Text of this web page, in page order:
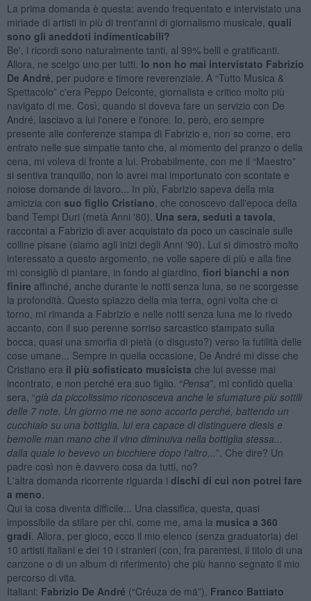
La prima domanda è questa: avendo frequentato e intervistato una
miriade di artisti in più di trent'anni di giornalismo musicale, quali
sono gli aneddoti indimenticabili?
Be', i ricordi sono naturalmente tanti, al 99% belli e gratificanti.
Allora, ne scelgo uno per tutti. Io non ho mai intervistato Fabrizio
De André , per pudore e timore reverenziale. A “Tutto Musica &
Spettacolo” c'era Peppo Delconte, giornalista e critico molto più
navigato di me. Così, quando si doveva fare un servizio con De
André, lasciavo a lui l'onere e l'onore. Io, però, ero sempre
presente alle conferenze stampa di Fabrizio e, non so come, ero
entrato nelle sue simpatie tanto che, al momento del pranzo o della
cena, mi voleva di fronte a lui. Probabilmente, con me il “Maestro”
si sentiva tranquillo, non lo avrei mai importunato con scontate e
noiose domande di lavoro... In più, Fabrizio sapeva della mia
amicizia con suo figlio Cristiano , che conoscevo dall'epoca della
band Tempi Duri (metà Anni '80). Una sera, seduti a tavola
raccontai a Fabrizio di aver acquistato da poco un cascinale sulle
colline pisane (siamo agli inizi degli Anni '90). Lui si dimostrò molto
interessato a questo argomento, ne volle sapere di più e alla fine
mi consigliò di piantare, in fondo al giardino, fiori bianchi a non
finire affinché, anche durante le notti senza luna, se ne scorgesse
la profondità. Questo spiazzo della mia terra, ogni volta che ci
torno, mi rimanda a Fabrizio e nelle notti senza luna me lo rivedo
accanto, con il suo perenne sorriso sarcastico stampato sulla
bocca, quasi una smorfia di pietà (o disgusto?) verso la futilità delle
cose umane... Sempre in quella occasione, De André mi disse che
Cristiano era il più sofisticato musicista che lui avesse mai
incontrato, e non perché era suo figlio. “Pensa”, mi confidò quella
sera, “già da piccolissimo riconosceva anche le sfumature più sottili
delle 7 note. Un giorno me ne sono accorto perché, battendo un
cucchiaio su una bottiglia, lui era capace di distinguere diesis e
bemolle man mano che il vino diminuiva nella bottiglia stessa
dalla quale io bevevo un bicchiere dopo l'altro... ”. Che dire? Un
padre così non è davvero cosa da tutti, no?
L'altra domanda ricorrente riguarda i dischi di cui non potrei fare
a meno
Qui la cosa diventa difficile... Una classifica, questa, quasi
impossibile da stilare per chi, come me, ama la musica a 360
gradi . Allora, per gioco, ecco il mio elenco (senza graduatoria) dei
10 artisti italiani e dei 10 i stranieri (con, fra parentesi, il titolo di una
canzone o di un album di riferimento) che più hanno segnato il mio
percorso di vita.
Italiani: Fabrizio De André (“Crêuza de mä”), Franco Battiato